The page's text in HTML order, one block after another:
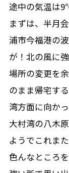
途中の気温は
まずは、半月
浦市今福港の
が！北の風に
場所の変更を
のまま帰宅す
湾方面に向か
大村湾の八木
ようでこれま
色んなところ